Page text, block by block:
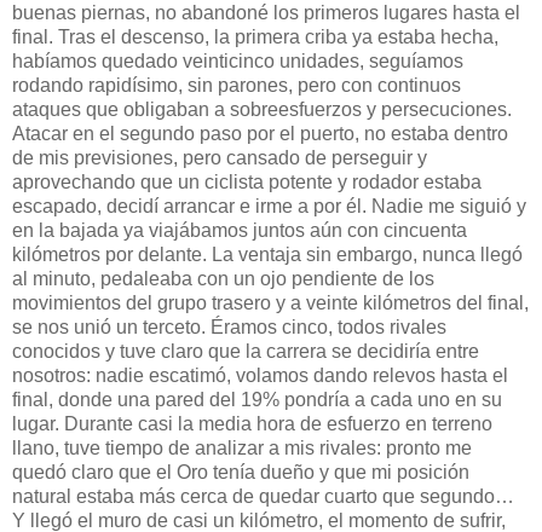
buenas piernas, no abandoné los primeros lugares hasta el
final. Tras el descenso, la primera criba ya estaba hecha,
habíamos quedado veinticinco unidades, seguíamos
rodando rapidísimo, sin parones, pero con continuos
ataques que obligaban a sobreesfuerzos y persecuciones.
Atacar en el segundo paso por el puerto, no estaba dentro
de mis previsiones, pero cansado de perseguir y
aprovechando que un ciclista potente y rodador estaba
escapado, decidí arrancar e irme a por él. Nadie me siguió y
en la bajada ya viajábamos juntos aún con cincuenta
kilómetros por delante. La ventaja sin embargo, nunca llegó
al minuto, pedaleaba con un ojo pendiente de los
movimientos del grupo trasero y a veinte kilómetros del final,
se nos unió un terceto. Éramos cinco, todos rivales
conocidos y tuve claro que la carrera se decidiría entre
nosotros: nadie escatimó, volamos dando relevos hasta el
final, donde una pared del 19% pondría a cada uno en su
lugar. Durante casi la media hora de esfuerzo en terreno
llano, tuve tiempo de analizar a mis rivales: pronto me
quedó claro que el Oro tenía dueño y que mi posición
natural estaba más cerca de quedar cuarto que segundo…
Y llegó el muro de casi un kilómetro, el momento de sufrir,